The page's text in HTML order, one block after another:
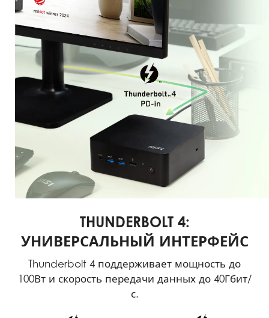
THUNDERBOLT 4:
УНИВЕРСАЛЬНЫЙ ИНТЕРФЕЙС
Thunderbolt 4 поддерживает мощность до
100Вт и скорость передачи данных до 40Гбит/
с.